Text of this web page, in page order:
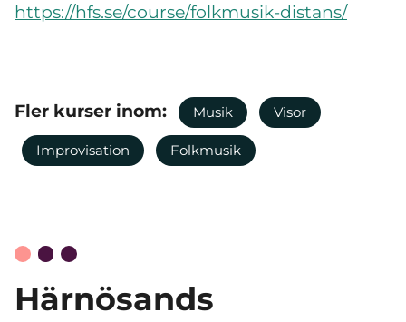
https://hfs.se/course/folkmusik-distans/
Fler kurser inom: Musik Visor
Improvisation Folkmusik
Härnösands